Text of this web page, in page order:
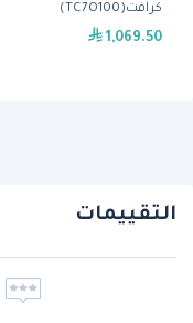
كرافت(TC7O100)
1,069.50
التقييمات